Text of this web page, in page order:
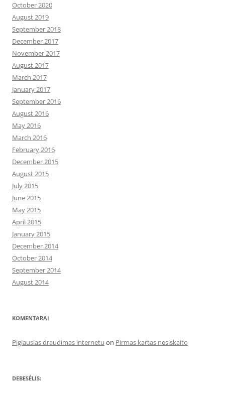
October 2020
August 2019
September 2018
December 2017
November 2017
August 2017
March 2017
January 2017
September 2016
August 2016
May 2016
March 2016
February 2016
December 2015
August 2015
July 2015
June 2015
May 2015
April 2015
January 2015
December 2014
October 2014
September 2014
August 2014
KOMENTARAI
Pigiausias draudimas internetu on Pirmas kartas nesiskaito
DEBESĖLIS: